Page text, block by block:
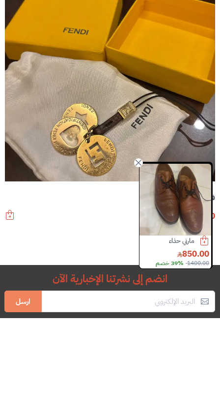
مارني حذاء
850.00
1400.00 39% خصم 10000.00 44% خصم 6950.00 20% خصم
فندي اكسسوارات
320
670 52% خصم
انضم إلى نشرتنا الإخبارية الآن
ارسل